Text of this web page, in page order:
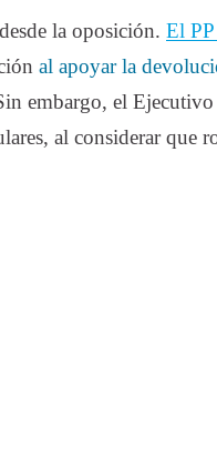
la oposición. El PP
al apoyar la
embargo, el Ejecutivo
al considerar que